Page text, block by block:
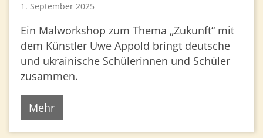
1. September 2025
Ein Malworkshop zum Thema „Zukunft“ mit
dem Künstler Uwe Appold bringt deutsche
und ukrainische Schülerinnen und Schüler
zusammen.
Mehr